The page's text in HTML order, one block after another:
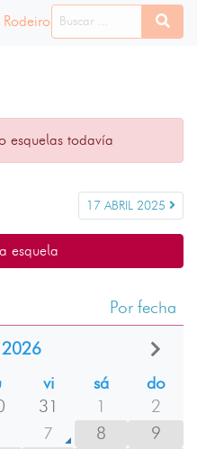
Rodeiro 16 ABRIL 2025
esquelas todavía
17 ABRIL 2025
esquela
Por fecha
vi sá
do
31 1
2
7 8
9